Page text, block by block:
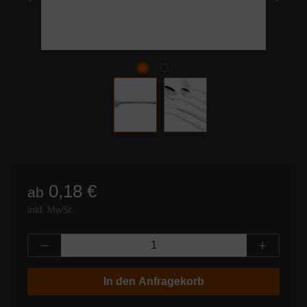
ab 0,18 €
inkl. MwSt.
Produkt Anzahl: Gib den gewünschten
In den Anfragekorb